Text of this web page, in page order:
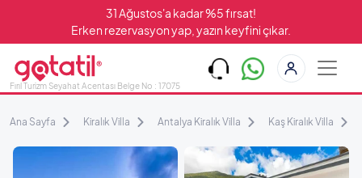
31 Ağustos'a kadar %5 fırsat!
Erken rezervasyon yap, yazın keyfini çıkar.
Fırıl Turizm Seyahat Acentası Belge No : 17075
Ana Sayfa Kiralık Villa Antalya Kiralık Villa Kaş Kiralık Villa